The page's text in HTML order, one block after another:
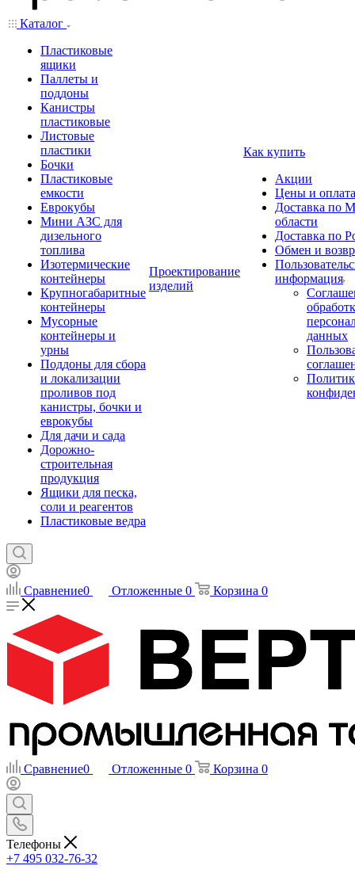
Каталог
Пластиковые
ящики
Паллеты и
поддоны
Канистры
пластиковые
Листовые
пластики
Бочки
Пластиковые
емкости
Еврокубы
Мини АЗС для
дизельного
топлива
Изотермические
контейнеры
Крупногабаритные
контейнеры
Мусорные
контейнеры и
урны
Поддоны для сбора
и локализации
проливов под
канистры, бочки и
еврокубы
Для дачи и сада
Дорожно-
строительная
продукция
Ящики для песка,
соли и реагентов
Пластиковые ведра
Проектирование
изделий
Как купить
Акции
Цены и оплата
Доставка по
области
Доставка по
Обмен и
информация
данных
Сравнение0 Отложенные 0 Корзина 0
Сравнение0 Отложенные 0 Корзина 0
Телефоны
+7 495 032-76-32